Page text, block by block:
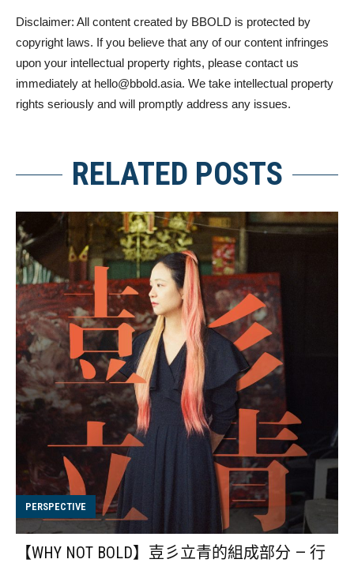
Disclaimer: All content created by BBOLD is protected by
copyright laws. If you believe that any of our content infringes
upon your intellectual property rights, please contact us
immediately at hello@bbold.asia. We take intellectual property
rights seriously and will promptly address any issues.
RELATED POSTS
PERSPECTIVE
【WHY NOT BOLD】壴彡立青的組成部分 — 行